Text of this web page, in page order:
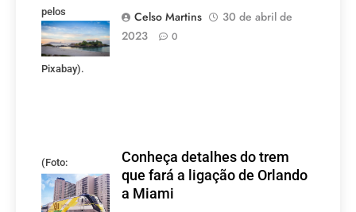
pelos
mineiros.
(Foto:
Pixabay).
Celso Martins
30 de abril de
2023
0
(Foto:
divulgação)
Conheça detalhes do trem
que fará a ligação de Orlando
a Miami